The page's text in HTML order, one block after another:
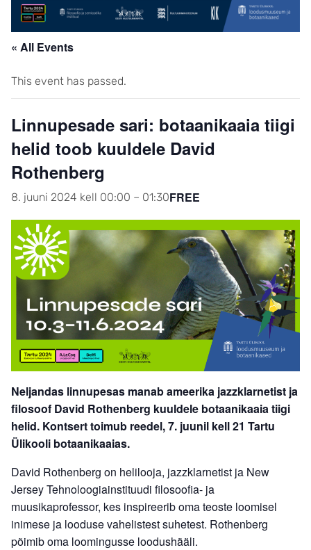
« All Events
This event has passed.
Linnupesade sari: botaanikaaia tiigi
helid toob kuuldele David
Rothenberg
8. juuni 2024 kell 00:00 – 01:30FREE
Neljandas linnupesas manab ameerika jazzklarnetist ja
filosoof David Rothenberg kuuldele botaanikaaia tiigi
helid. Kontsert toimub reedel, 7. juunil kell 21 Tartu
Ülikooli botaanikaaias.
David Rothenberg on helilooja, jazzklarnetist ja New
Jersey Tehnoloogiainstituudi filosoofia- ja
muusikaprofessor, kes inspireerib oma teoste loomisel
inimese ja looduse vahelistest suhetest. Rothenberg
põimib oma loomingusse loodushääli.